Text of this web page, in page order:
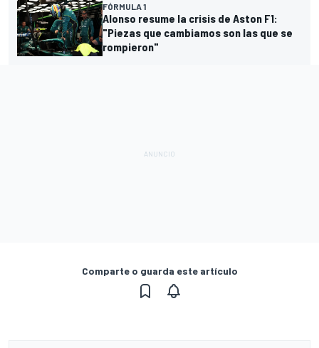
FÓRMULA 1
Alonso resume la crisis de Aston F1:
"Piezas que cambiamos son las que se
rompieron"
Comparte o guarda este artículo